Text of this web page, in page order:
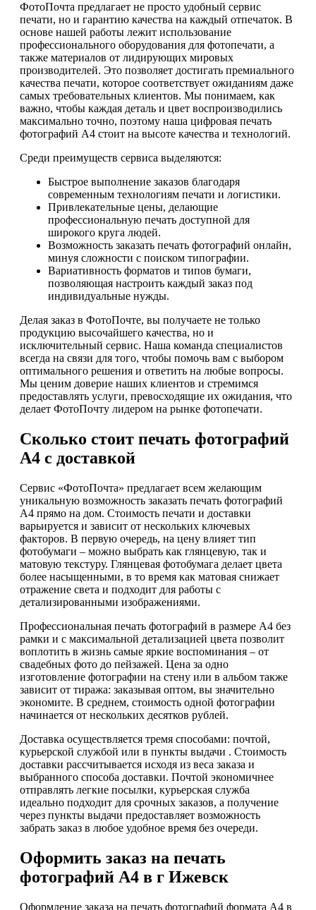
ФотоПочта предлагает не просто удобный сервис
печати, но и гарантию качества на каждый отпечаток. В
основе нашей работы лежит использование
профессионального оборудования для фотопечати, а
также материалов от лидирующих мировых
производителей. Это позволяет достигать премиального
качества печати, которое соответствует ожиданиям даже
самых требовательных клиентов. Мы понимаем, как
важно, чтобы каждая деталь и цвет воспроизводились
максимально точно, поэтому наша цифровая печать
фотографий А4 стоит на высоте качества и технологий.
Среди преимуществ сервиса выделяются:
Быстрое выполнение заказов благодаря
современным технологиям печати и логистики.
Привлекательные цены, делающие
профессиональную печать доступной для
широкого круга людей.
Возможность заказать печать фотографий онлайн,
минуя сложности с поиском типографии.
Вариативность форматов и типов бумаги,
позволяющая настроить каждый заказ под
индивидуальные нужды.
Делая заказ в ФотоПочте, вы получаете не только
продукцию высочайшего качества, но и
исключительный сервис. Наша команда специалистов
всегда на связи для того, чтобы помочь вам с выбором
оптимального решения и ответить на любые вопросы.
Мы ценим доверие наших клиентов и стремимся
предоставлять услуги, превосходящие их ожидания, что
делает ФотоПочту лидером на рынке фотопечати.
Сколько стоит печать фотографий
А4 с доставкой
Сервис «ФотоПочта» предлагает всем желающим
уникальную возможность заказать печать фотографий
А4 прямо на дом. Стоимость печати и доставки
варьируется и зависит от нескольких ключевых
факторов. В первую очередь, на цену влияет тип
фотобумаги – можно выбрать как глянцевую, так и
матовую текстуру. Глянцевая фотобумага делает цвета
более насыщенными, в то время как матовая снижает
отражение света и подходит для работы с
детализированными изображениями.
Профессиональная печать фотографий в размере А4 без
рамки и с максимальной детализацией цвета позволит
воплотить в жизнь самые яркие воспоминания – от
свадебных фото до пейзажей. Цена за одно
изготовление фотографии на стену или в альбом также
зависит от тиража: заказывая оптом, вы значительно
экономите. В среднем, стоимость одной фотографии
начинается от нескольких десятков рублей.
Доставка осуществляется тремя способами: почтой,
курьерской службой или в пункты выдачи . Стоимость
доставки рассчитывается исходя из веса заказа и
выбранного способа доставки. Почтой экономичнее
отправлять легкие посылки, курьерская служба
идеально подходит для срочных заказов, а получение
через пункты выдачи предоставляет возможность
забрать заказ в любое удобное время без очереди.
Оформить заказ на печать
фотографий А4 в г Ижевск
Оформление заказа на печать фотографий формата А4 в